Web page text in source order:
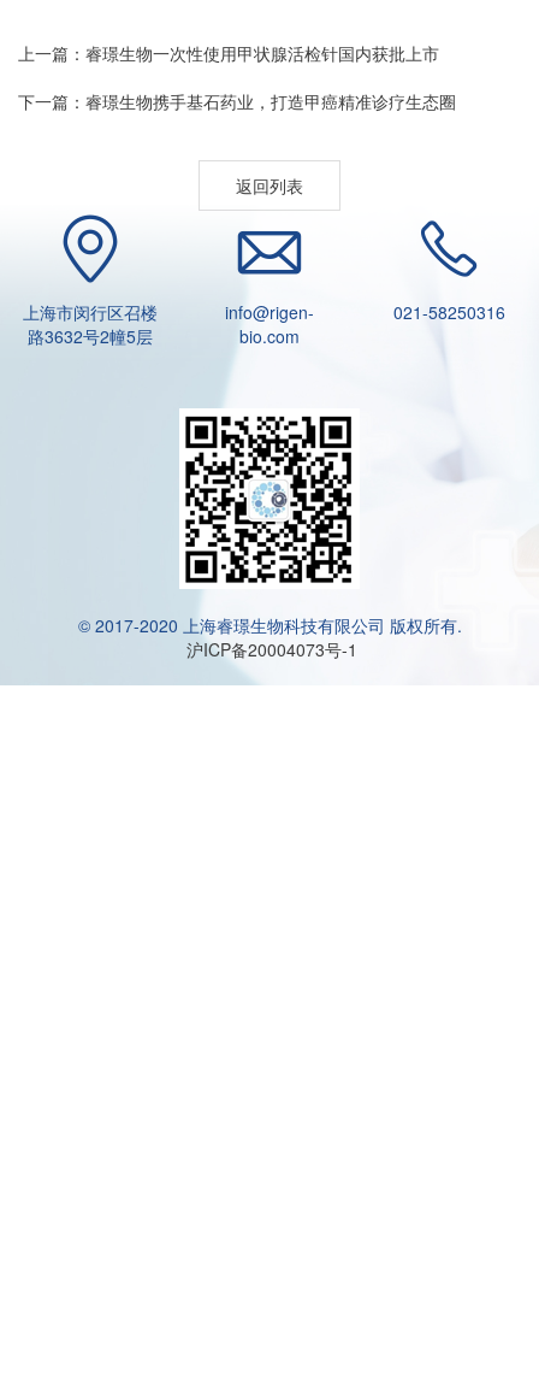
上一篇：睿璟生物一次性使用甲状腺活检针国内获批上市
下一篇：睿璟生物携手基石药业，打造甲癌精准诊疗生态圈
返回列表
上海市闵行区召楼
路3632号2幢5层
info@rigen-
bio.com
021-58250316
© 2017-2020 上海睿璟生物科技有限公司 版权所有.
沪ICP备20004073号-1